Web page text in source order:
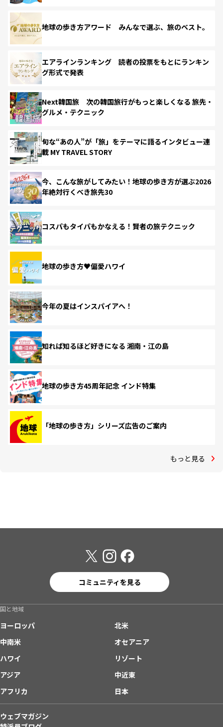
地球の歩き方アワード みんなで選ぶ、旅のベスト。
エアラインランキング 読者の投票をもとにランキン
グ形式で発表
Next韓国旅 次の韓国旅行がもっと楽しくなる 旅先・
グルメ・テクニック
旬な“あの人”が「旅」をテーマに語るインタビュー連
載 MY TRAVEL STORY
今、こんな旅がしてみたい！地球の歩き方が選ぶ2026
年絶対行くべき旅先30
コスパもタイパもかなえる！賢者の旅テクニック
地球の歩き方♥偏愛ハワイ
今年の夏はインスパイアへ！
知れば知るほど好きになる 湘南・江の島
地球の歩き方45周年記念 インド特集
「地球の歩き方」シリーズ広告のご案内
もっと見る
コミュニティを見る
国と地域
ヨーロッパ
北米
中南米
オセアニア
ハワイ
リゾート
アジア
中近東
アフリカ
日本
ウェブマガジン